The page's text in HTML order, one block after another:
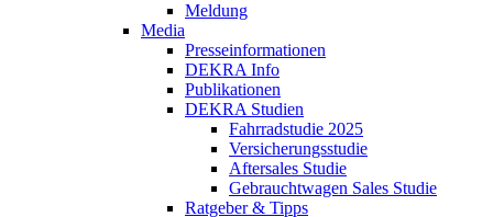
Meldung
Media
Presseinformationen
DEKRA Info
Publikationen
DEKRA Studien
Fahrradstudie 2025
Versicherungsstudie
Aftersales Studie
Gebrauchtwagen Sales Studie
Ratgeber & Tipps